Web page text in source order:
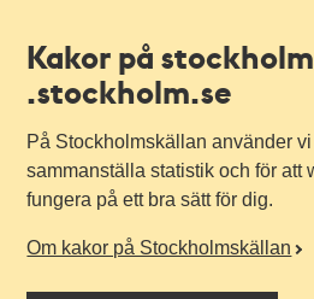
Kakor på
.stockholm.se
På Stockholmskällan använder
sammanställa statistik och för att
fungera på ett bra sätt för dig.
Om kakor på Stockholmskällan